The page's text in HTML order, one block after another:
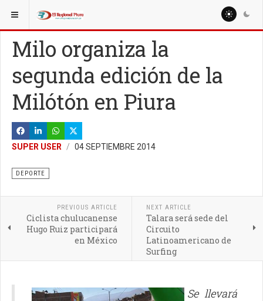
ESTÁ AQUÍ: MISCELANEAS
Milo organiza la
segunda edición de la
Milótón en Piura
SUPER USER 04 SEPTIEMBRE 2014
DEPORTE
PREVIOUS ARTICLE
Ciclista chulucanense
Hugo Ruiz participará
en México
NEXT ARTICLE
Talara será sede del
Circuito
Latinoamericano de
Surfing
Se llevará